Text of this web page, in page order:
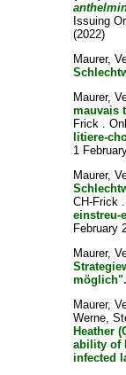
Issuing
(2022)
Maurer,
Maurer,
mauvais
Frick .
litiere-
1
Maurer,
CH-Frick
einstreu-
February
Maurer,
möglich".
Maurer,
Werne,
Heather
ability of
infected